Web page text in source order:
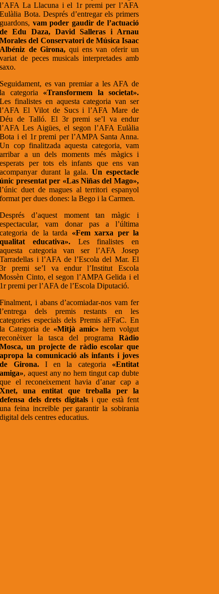
l’AFA La Llacuna i el 1r premi per l’AFA
Eulàlia Bota. Després d’entregar els primers
guardons, vam poder gaudir de l’actuació
de Edu Daza, David Salleras i Arnau
Morales del Conservatori de Música Isaac
Albéniz de Girona,qui ens van oferir un
variat de peces musicals interpretades amb
saxo.
Seguidament, es van premiar a les AFA de
la categoria «Transformem la societat».
Les finalistes en aquesta categoria van ser
l’AFA El Vilot de Sucs i l’AFA Mare de
Déu de Talló. El 3r premi se’l va endur
l’AFA Les Aigües, el segon l’AFA Eulàlia
Bota i el 1r premi per l’AMPA Santa Anna.
Un cop finalitzada aquesta categoria, vam
arribar a un dels moments més màgics i
esperats per tots els infants que ens van
acompanyar durant la gala.Un espectacle
únic presentat per «Las Niñas del Mago»,
l’únic duet de magues al territori espanyol
format per dues dones: la Bego i la Carmen.
Després d’aquest moment tan màgic i
espectacular, vam donar pas a l’última
categoria de la tarda «Fem xarxa per la
qualitat educativa». Les finalistes en
aquesta categoria van ser l’AFA Josep
Tarradellas i l’AFA de l’Escola del Mar. El
3r premi se’l va endur l’Institut Escola
Mossèn Cinto, el segon l’AMPA Gelida i el
1r premi per l’AFA de l’Escola Diputació.
Finalment, i abans d’acomiadar-nos vam fer
l’entrega dels premis restants en les
categories especials dels Premis aFFaC. En
la Categoria de «Mitjà amic» hem volgut
reconèixer la tasca del programa Ràdio
Mosca, un projecte de ràdio escolar que
apropa la comunicació als infants i joves
de Girona.I en la categoria«Entitat
amiga», aquest any no hem tingut cap dubte
que el reconeixement havia d’anar cap a
Xnet, una entitat que treballa per la
defensa dels drets digitals i que està fent
una feina increïble per garantir la sobirania
digital dels centres educatius.